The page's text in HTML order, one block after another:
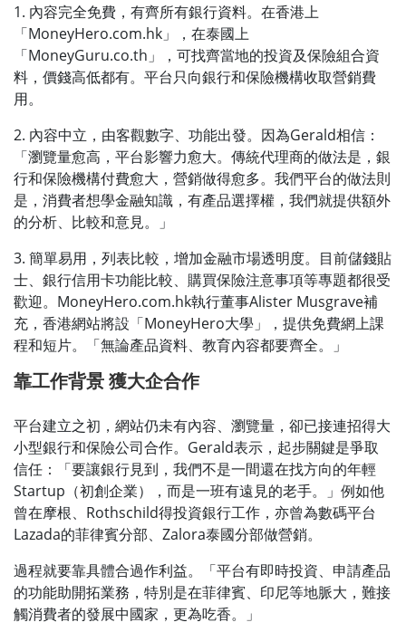
1. 內容完全免費，有齊所有銀行資料。在香港上
「MoneyHero.com.hk」，在泰國上
「MoneyGuru.co.th」，可找齊當地的投資及保險組合資
料，價錢高低都有。平台只向銀行和保險機構收取營銷費
用。
2. 內容中立，由客觀數字、功能出發。因為Gerald相信：
「瀏覽量愈高，平台影響力愈大。傳統代理商的做法是，銀
行和保險機構付費愈大，營銷做得愈多。我們平台的做法則
是，消費者想學金融知識，有產品選擇權，我們就提供額外
的分析、比較和意見。」
3. 簡單易用，列表比較，增加金融市場透明度。目前儲錢貼
士、銀行信用卡功能比較、購買保險注意事項等專題都很受
歡迎。MoneyHero.com.hk執行董事Alister Musgrave補
充，香港網站將設「MoneyHero大學」，提供免費網上課
程和短片。「無論產品資料、教育內容都要齊全。」
靠工作背景獲大企合作
平台建立之初，網站仍未有內容、瀏覽量，卻已接連招得大
小型銀行和保險公司合作。Gerald表示，起步關鍵是爭取
信任：「要讓銀行見到，我們不是一間還在找方向的年輕
Startup（初創企業），而是一班有遠見的老手。」例如他
曾在摩根、Rothschild得投資銀行工作，亦曾為數碼平台
Lazada的菲律賓分部、Zalora泰國分部做營銷。
過程就要靠具體合過作利益。「平台有即時投資、申請產品
的功能助開拓業務，特別是在菲律賓、印尼等地脈大，難接
觸消費者的發展中國家，更為吃香。」